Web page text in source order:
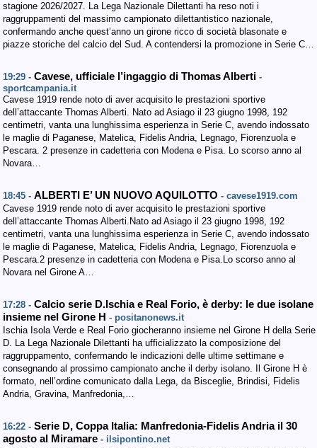
stagione 2026/2027. La Lega Nazionale Dilettanti ha reso noti i
raggruppamenti del massimo campionato dilettantistico nazionale,
confermando anche quest’anno un girone ricco di società blasonate e
piazze storiche del calcio del Sud. A contendersi la promozione in Serie C…
19:29 - Cavese, ufficiale l’ingaggio di Thomas Alberti -
sportcampania.it
Cavese 1919 rende noto di aver acquisito le prestazioni sportive
dell’attaccante Thomas Alberti. Nato ad Asiago il 23 giugno 1998, 192
centimetri, vanta una lunghissima esperienza in Serie C, avendo indossato
le maglie di Paganese, Matelica, Fidelis Andria, Legnago, Fiorenzuola e
Pescara. 2 presenze in cadetteria con Modena e Pisa. Lo scorso anno al
Novara…
18:45 - ALBERTI E’ UN NUOVO AQUILOTTO - cavese1919.com
Cavese 1919 rende noto di aver acquisito le prestazioni sportive
dell’attaccante Thomas Alberti.Nato ad Asiago il 23 giugno 1998, 192
centimetri, vanta una lunghissima esperienza in Serie C, avendo indossato
le maglie di Paganese, Matelica, Fidelis Andria, Legnago, Fiorenzuola e
Pescara.2 presenze in cadetteria con Modena e Pisa.Lo scorso anno al
Novara nel Girone A…
17:28 - Calcio serie D.Ischia e Real Forio, è derby: le due isolane
insieme nel Girone H - positanonews.it
Ischia Isola Verde e Real Forio giocheranno insieme nel Girone H della Serie
D. La Lega Nazionale Dilettanti ha ufficializzato la composizione del
raggruppamento, confermando le indicazioni delle ultime settimane e
consegnando al prossimo campionato anche il derby isolano. Il Girone H è
formato, nell’ordine comunicato dalla Lega, da Bisceglie, Brindisi, Fidelis
Andria, Gravina, Manfredonia,…
16:22 - Serie D, Coppa Italia: Manfredonia-Fidelis Andria il 30
agosto al Miramare - ilsipontino.net